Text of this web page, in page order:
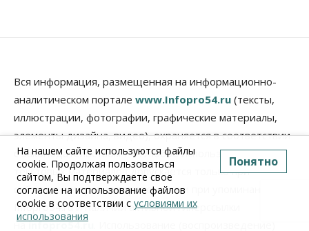
Вся информация, размещенная на информационно-
аналитическом портале www.Infopro54.ru (тексты,
иллюстрации, фотографии, графические материалы,
элементы дизайна, видео), охраняется в соответствии
с законодательством РФ. Любое использование
текстовых материалов допускается только при
соблюдении правил перепечатки и при упоминании
Infopro54.ru и наличии активной гиперссылки
наinfopro54.ru
На нашем сайте используются файлы
cookie. Продолжая пользоваться
сайтом, Вы подтверждаете свое
согласие на использование файлов
cookie в соответствии с условиями их
использования
Понятно